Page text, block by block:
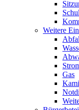
Weitere
Gas